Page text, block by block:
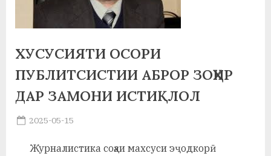
о
ХУСУСИЯТИ ОСОРИ
ПУБЛИТСИСТИИ АБРОР ЗОҲИР
ДАР ЗАМОНИ ИСТИҚЛОЛ
Posted
2025-05-15
Журналистика соҳаи махсуси эҷодкорӣ